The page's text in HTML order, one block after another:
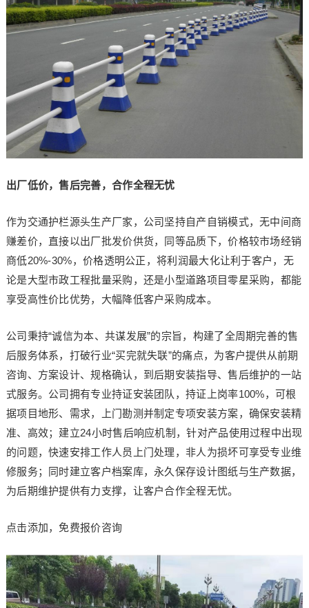
出厂低价，售后完善，合作全程无忧
作为交通护栏源头生产厂家，公司坚持自产自销模式，无中间商
赚差价，直接以出厂批发价供货，同等品质下，价格较市场经销
商低20%-30%，价格透明公正，将利润最大化让利于客户，无
论是大型市政工程批量采购，还是小型道路项目零星采购，都能
享受高性价比优势，大幅降低客户采购成本。
公司秉持“诚信为本、共谋发展”的宗旨，构建了全周期完善的售
后服务体系，打破行业“买完就失联”的痛点，为客户提供从前期
咨询、方案设计、规格确认，到后期安装指导、售后维护的一站
式服务。公司拥有专业持证安装团队，持证上岗率100%，可根
据项目地形、需求，上门勘测并制定专项安装方案，确保安装精
准、高效；建立24小时售后响应机制，针对产品使用过程中出现
的问题，快速安排工作人员上门处理，非人为损坏可享受专业维
修服务；同时建立客户档案库，永久保存设计图纸与生产数据，
为后期维护提供有力支撑，让客户合作全程无忧。
点击添加，免费报价咨询